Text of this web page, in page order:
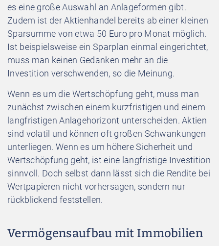
es eine große Auswahl an Anlageformen gibt.
Zudem ist der Aktienhandel bereits ab einer kleinen
Sparsumme von etwa 50 Euro pro Monat möglich.
Ist beispielsweise ein Sparplan einmal eingerichtet,
muss man keinen Gedanken mehr an die
Investition verschwenden, so die Meinung.
Wenn es um die Wertschöpfung geht, muss man
zunächst zwischen einem kurzfristigen und einem
langfristigen Anlagehorizont unterscheiden. Aktien
sind volatil und können oft großen Schwankungen
unterliegen. Wenn es um höhere Sicherheit und
Wertschöpfung geht, ist eine langfristige Investition
sinnvoll. Doch selbst dann lässt sich die Rendite bei
Wertpapieren nicht vorhersagen, sondern nur
rückblickend feststellen.
Vermögensaufbau mit Immobilien